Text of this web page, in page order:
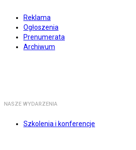
Reklama
Ogłoszenia
Prenumerata
Archiwum
NASZE WYDARZENIA
Szkolenia i konferencje